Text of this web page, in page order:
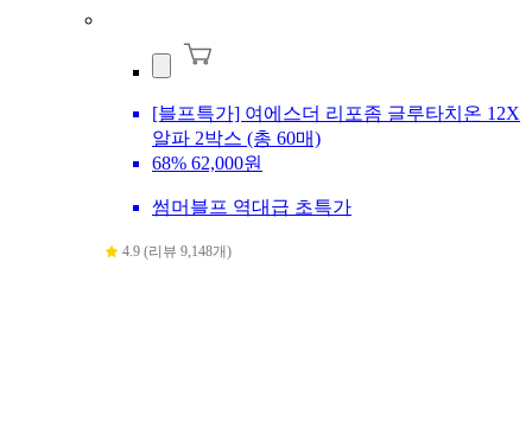
[블프특가] 여에스더 리포좀 글루타치온 12X
알파 2박스 (총 60매)
68% 62,000원
썸머블프 역대급 초특가
4.9 (리뷰 9,148개)